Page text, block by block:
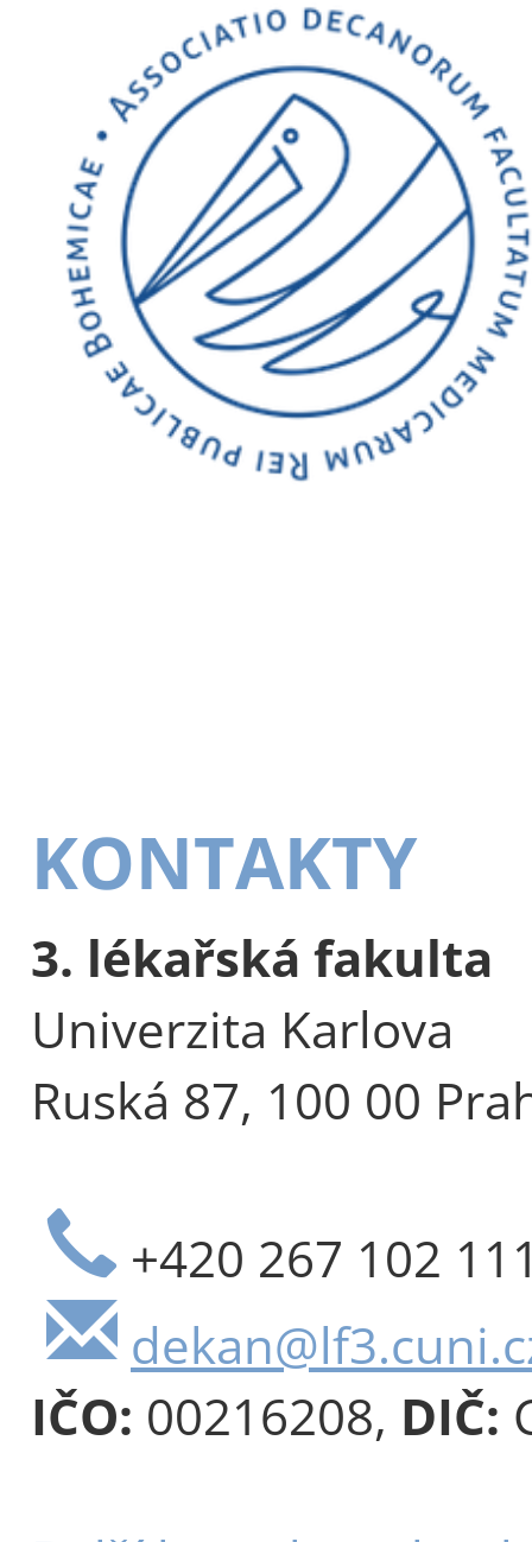
KONTAKTY
3. lékařská fakulta
Univerzita Karlova
Ruská 87, 100 00
+420 267 102
IČO: 00216208, DIČ: